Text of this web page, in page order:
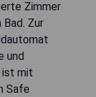
Zimmer
Zur
und
ist mit
Safe